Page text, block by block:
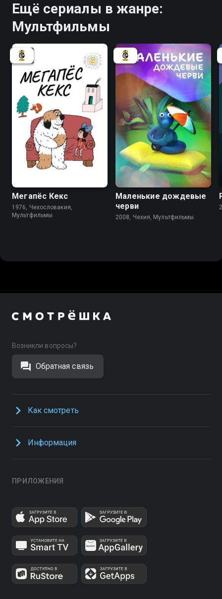
Ещё сериалы в жанре:
Мультфильмы
7.5
Мегапёс Кекс
1976, Чехословакия,
Мультфильмы
Маленькие дождевые
черви
2008, Чехия, Мультфильмы
Возникли вопросы?
Обратная связь
Как смотреть
Информация
ПРИЛОЖЕНИЯ